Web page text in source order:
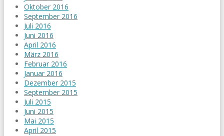
Oktober 2016
September 2016
Juli 2016
Juni 2016
April 2016
März 2016
Februar 2016
Januar 2016
Dezember 2015
September 2015
Juli 2015
Juni 2015
Mai 2015
April 2015